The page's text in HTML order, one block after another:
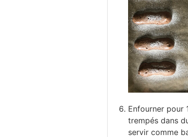
Enfourner pour
trempés dans
servir comme